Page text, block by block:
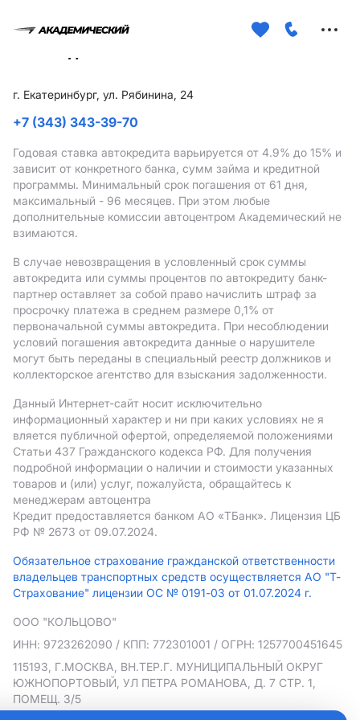
г. Екатеринбург, ул. Рябинина, 24
+7 (343) 343-39-70
Годовая ставка автокредита варьируется от 4.9% до 15% и
зависит от конкретного банка, сумм займа и кредитной
программы. Минимальный срок погашения от 61 дня,
максимальный - 96 месяцев. При этом любые
дополнительные комиссии автоцентром Академический не
взимаются.
В случае невозвращения в условленный срок суммы
автокредита или суммы процентов по автокредиту банк-
партнер оставляет за собой право начислить штраф за
просрочку платежа в среднем размере 0,1% от
первоначальной суммы автокредита. При несоблюдении
условий погашения автокредита данные о нарушителе
могут быть переданы в специальный реестр должников и
коллекторское агентство для взыскания задолженности.
Данный Интернет-сайт носит исключительно
информационный характер и ни при каких условиях не я
вляется публичной офертой, определяемой положениями
Статьи 437 Гражданского кодекса РФ. Для получения
подробной информации о наличии и стоимости указанных
товаров и (или) услуг, пожалуйста, обращайтесь к
менеджерам автоцентра
Кредит предоставляется банком АO «ТБанк». Лицензия ЦБ
РФ № 2673 от 09.07.2024.
Обязательное страхование гражданской ответственности
владельцев транспортных средств осуществляется АО "Т-
Страхование" лицензии ОС № 0191-03 от 01.07.2024 г.
ООО "КОЛЬЦОВО"
ИНН: 9723262090 / КПП: 772301001 / ОГРН: 1257700451645
115193, Г.МОСКВА, ВН.ТЕР.Г. МУНИЦИПАЛЬНЫЙ ОКРУГ
ЮЖНОПОРТОВЫЙ, УЛ ПЕТРА РОМАНОВА, Д. 7 СТР. 1,
ПОМЕЩ. 3/5